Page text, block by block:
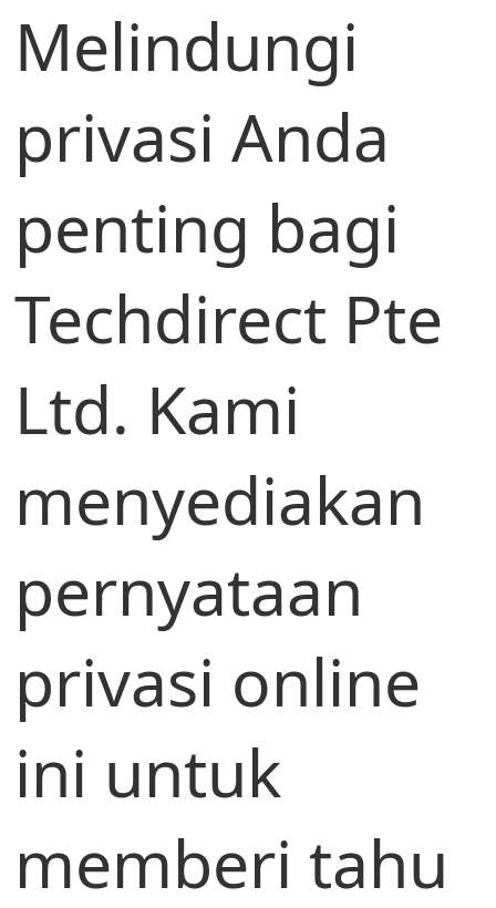
Melindungi
privasi Anda
penting bagi
Techdirect Pte
Ltd. Kami
menyediakan
pernyataan
privasi online
ini untuk
memberi tahu